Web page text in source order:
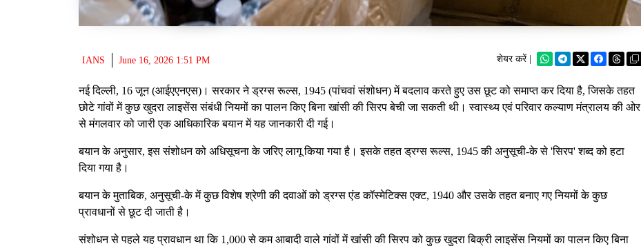
IANS June 16, 2026 1:51 PM शेयर करें |
नई दिल्ली, 16 जून (आईएएनएस)। सरकार ने ड्रग्स रूल्स, 1945 (पांचवां संशोधन) में बदलाव करते हुए उस छूट को समाप्त कर दिया है, जिसके तहत
छोटे गांवों में कुछ खुदरा लाइसेंस संबंधी नियमों का पालन किए बिना खांसी की सिरप बेची जा सकती थी। स्वास्थ्य एवं परिवार कल्याण मंत्रालय की ओर
से मंगलवार को जारी एक आधिकारिक बयान में यह जानकारी दी गई।
बयान के अनुसार, इस संशोधन को अधिसूचना के जरिए लागू किया गया है। इसके तहत ड्रग्स रूल्स, 1945 की अनुसूची-के से 'सिरप' शब्द को हटा
दिया गया है।
बयान के मुताबिक, अनुसूची-के में कुछ विशेष श्रेणी की दवाओं को ड्रग्स एंड कॉस्मेटिक्स एक्ट, 1940 और उसके तहत बनाए गए नियमों के कुछ
प्रावधानों से छूट दी जाती है।
संशोधन से पहले यह प्रावधान था कि 1,000 से कम आबादी वाले गांवों में खांसी की सिरप को कुछ खुदरा बिक्री लाइसेंस नियमों का पालन किए बिना